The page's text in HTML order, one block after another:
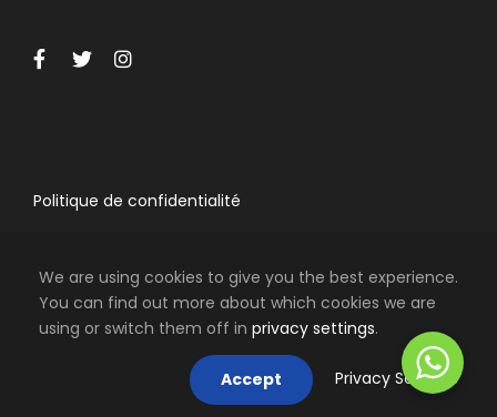
Politique de confidentialité
COPYRIGHT 2009-2025 HAJIR TOURS, TOUS
DROITS RÉSERVÉS
We are using cookies to give you the best experience.
You can find out more about which cookies we are
using or switch them off in privacy settings.
Accept Privacy Settings